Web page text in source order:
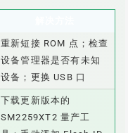
重新短接 ROM 点；检查
设备管理器是否有未知
设备；更换 USB 口
下载更新版本的
SM2259XT2 量产工